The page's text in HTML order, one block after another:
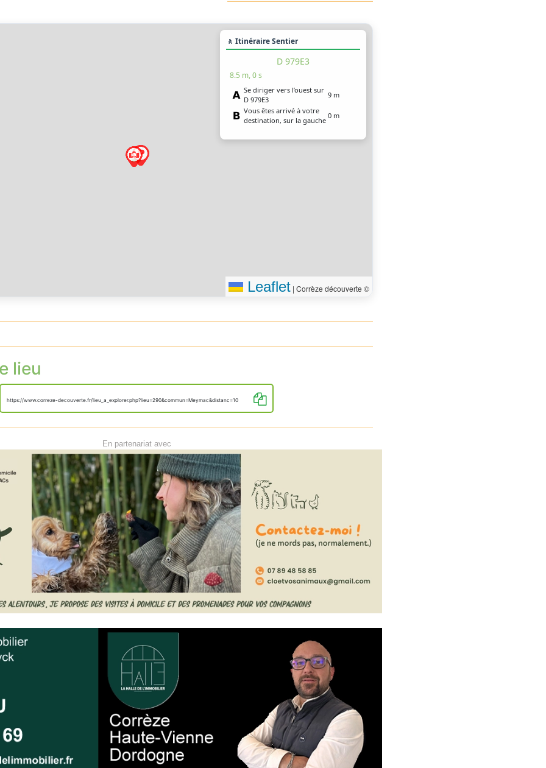
🚶 Itinéraire Sentier
D 979E3
8.5 m, 0 s
Se diriger vers l’ouest sur
D 979E3
9 m
Vous êtes arrivé à votre
destination, sur la gauche
0 m
Leaflet | Corrèze découverte ©
lieu
https://www.correze-decouverte.fr/lieu_a_explorer.php?lieu=290&commun=Meymac&distanc=10
En partenariat avec